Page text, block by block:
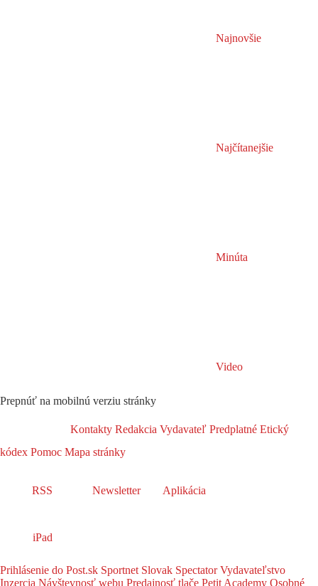
Najnovšie
Najčítanejšie
Minúta
Video
Prepnúť na mobilnú verziu stránky
Kontakty Redakcia Vydavateľ Predplatné Etický
kódex Pomoc Mapa stránky
RSS Newsletter Aplikácia
iPad
Prihlásenie do Post.sk Sportnet Slovak SpectatorVydavateľstvo
Inzercia Návštevnosť webu Predajnosť tlače Petit Academy Osobné